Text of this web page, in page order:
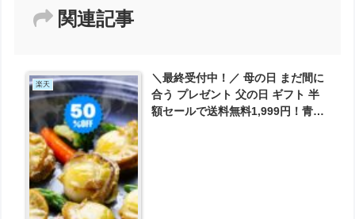
関連記事
楽天
＼最終受付中！／ 母の日 まだ間に
合う プレゼント 父の日 ギフト 半
額セールで送料無料1,999円！青森